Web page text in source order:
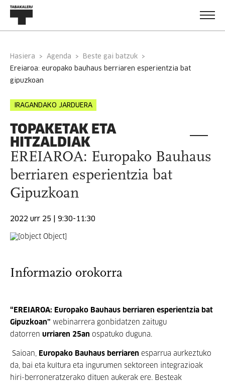
Hasiera Agenda
Beste gai batzuk
ereiaroa: europako bauhaus berriaren esperientzia bat
gipuzkoan
IRAGANDAKO JARDUERA
TOPAKETAK ETA
HITZALDIAK
EREIAROA: Europako Bauhaus
berriaren esperientzia bat
Gipuzkoan
2022 urr 25 | 9:30-11:30
Informazio orokorra
“EREIAROA: Europako Bauhaus berriaren esperientzia bat
Gipuzkoan” webinarrera gonbidatzen zaitugu
datorren urriaren 25an ospatuko duguna.
Saioan, Europako Bauhaus berriaren esparrua aurkeztuko
da, bai eta kultura eta ingurumen sektoreen integrazioak
hiri-berroneratzerako dituen aukerak ere. Besteak